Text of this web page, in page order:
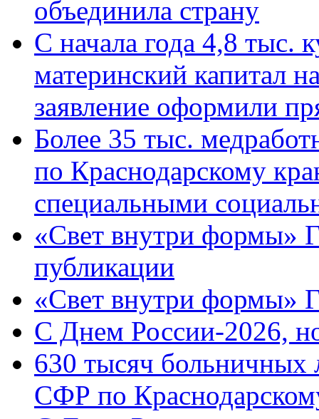
объединила страну
С начала года 4,8 тыс.
материнский капитал
заявление оформили
Более 35 тыс.
по Краснодарскому
специальными
«Свет внутри формы»
публикации
«Свет внутри формы»
C Днем России-2026,
630 тысяч больничных
СФР по